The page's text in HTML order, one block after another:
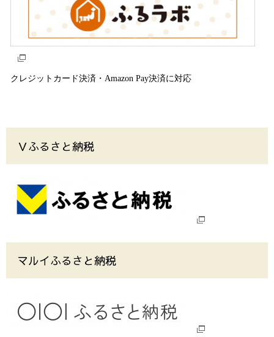
クレジットカード決済・Amazon Pay決済に対応
Ｖふるさと納税
マルイふるさと納税